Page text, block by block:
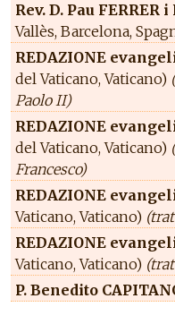
Rev. D. Pau FERRER
Vallès, Barcelona,
REDAZIONE
del Vaticano, Vaticano)
Paolo II)
REDAZIONE
del Vaticano, Vaticano)
Francesco)
REDAZIONE
Vaticano, Vaticano)
REDAZIONE
Vaticano, Vaticano)
P. Benedito